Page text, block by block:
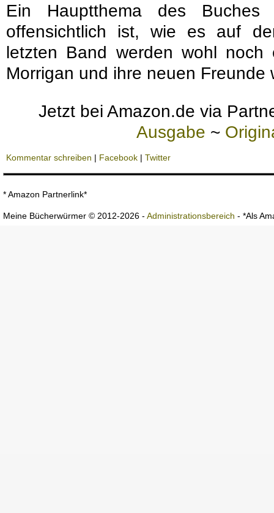
Ein Hauptthema des
offensichtlich ist, wie es auf
letzten Band werden wohl noch
Morrigan und ihre neuen Freunde
Jetzt bei Amazon.de via
Ausgabe ~
Kommentar schreiben | Facebook | Twitter
* Amazon Partnerlink*
Meine Bücherwürmer © 2012-2026 - Administrationsbereich - *Als